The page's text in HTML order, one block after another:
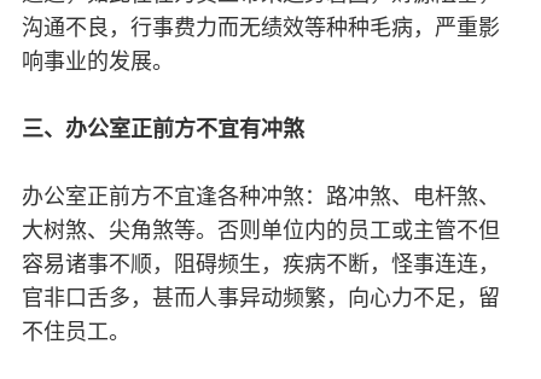
沟通不良，行事费力而无绩效等种种毛病，严重影
响事业的发展。
三、办公室正前方不宜有冲煞
办公室正前方不宜逢各种冲煞：路冲煞、电杆煞、
大树煞、尖角煞等。否则单位内的员工或主管不但
容易诸事不顺，阻碍频生，疾病不断，怪事连连，
官非口舌多，甚而人事异动频繁，向心力不足，留
不住员工。